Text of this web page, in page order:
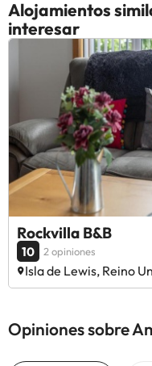
Alojamientos
interesar
Rockvilla B&B
10 2 opiniones
Isla de Lewis, Reino
Opiniones sobre